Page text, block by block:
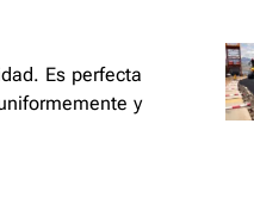
Es perfecta
y